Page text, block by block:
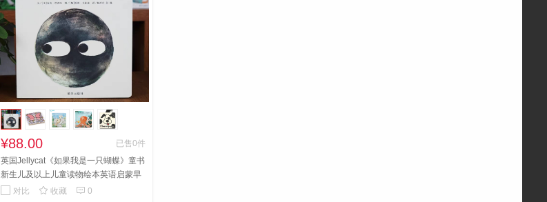
¥88.00
已售0件
英国Jellycat《如果我是一只蝴蝶》童书
新生儿及以上儿童读物绘本英语启蒙早
教便宜 全国包邮 内附精美书签
对比  收藏  0